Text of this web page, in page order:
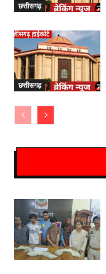
छत्तीसगढ़
छत्तीसगढ़